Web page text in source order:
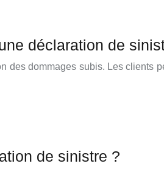
déclaration de
des dommages subis. Les clients
de sinistre ?